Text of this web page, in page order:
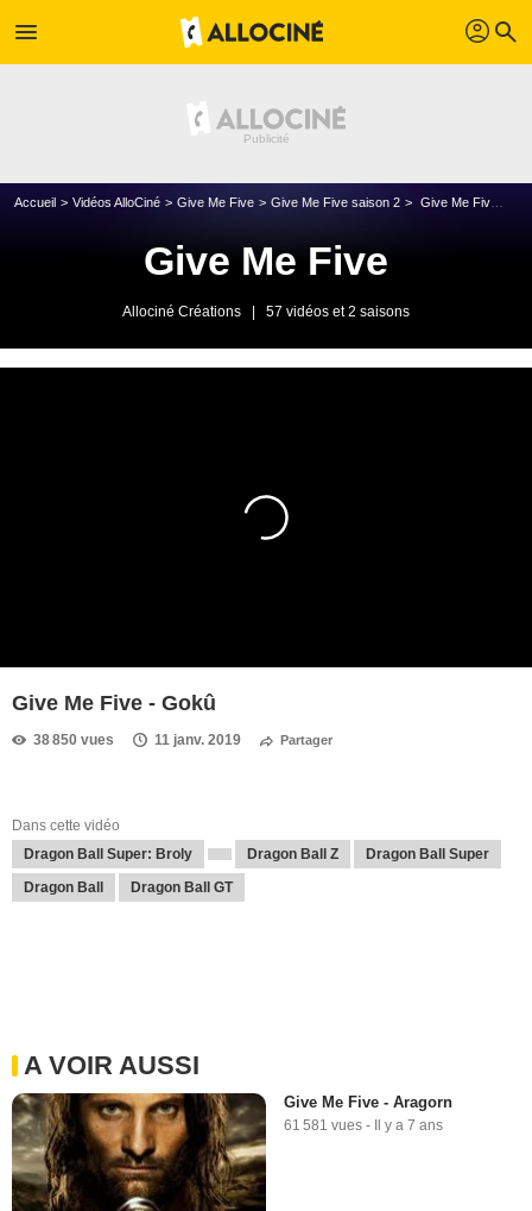
menu profil search
Accueil Vidéos AlloCiné Give Me Five Give Me Five saison 2 Give Me Five - Gokû
Give Me Five
Allociné Créations 57 vidéos et 2 saisons
Give Me Five - Gokû
38 850 vues 11 janv. 2019 Partager
Dans cette vidéo
Dragon Ball Super: Broly
Dragon Ball Z Dragon Ball Super
Dragon Ball Dragon Ball GT
A VOIR AUSSI
Give Me Five - Aragorn
61 581 vues - Il y a 7 ans